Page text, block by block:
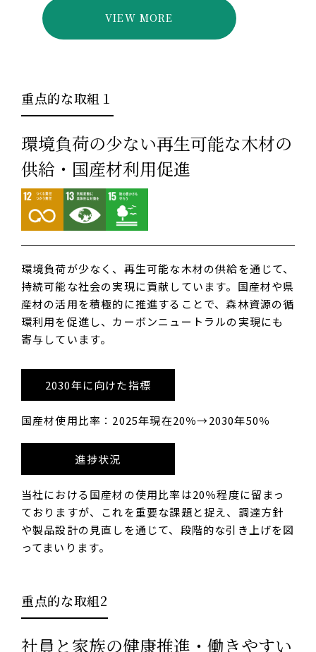
VIEW MORE
重点的な取組１
環境負荷の少ない再生可能な木材の
供給・国産材利用促進
環境負荷が少なく、再生可能な木材の供給を通じて、
持続可能な社会の実現に貢献しています。国産材や県
産材の活用を積極的に推進することで、森林資源の循
環利用を促進し、カーボンニュートラルの実現にも
寄与しています。
2030年に向けた指標
国産材使用比率：2025年現在20％→2030年50％
進捗状況
当社における国産材の使用比率は20％程度に留まっ
ておりますが、これを重要な課題と捉え、調達方針
や製品設計の見直しを通じて、段階的な引き上げを図
ってまいります。
重点的な取組2
社員と家族の健康推進・働きやすい